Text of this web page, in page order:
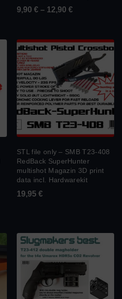
9,90 € – 12,90 €
STL file only – SMB T23-408
RedBack SuperHunter
multishot Magazin 3D print
data incl. Hardwarekit
19,95 €